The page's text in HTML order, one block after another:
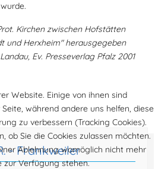
Kirchen zwischen Hofstätten
und Herxheim" herausgegeben
Ev. Presseverlag Pfalz 2001
Pfarrstelle Rhodt u.R. -
Nächster
Weiter
- Frankweiler
Website. Einige von ihnen sind
während andere uns helfen, diese
zu verbessern (Tracking Cookies).
ob Sie die Cookies zulassen möchten.
Ablehnung womöglich nicht mehr
zur Verfügung stehen.